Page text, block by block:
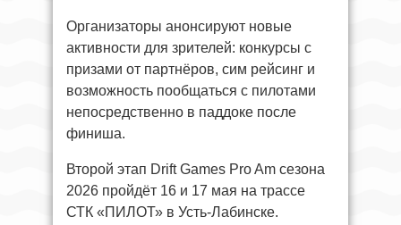
Организаторы анонсируют новые
активности для зрителей: конкурсы с
призами от партнёров, сим рейсинг и
возможность пообщаться с пилотами
непосредственно в паддоке после
финиша.
Второй этап Drift Games Pro Am сезона
2026 пройдёт 16 и 17 мая на трассе
СТК «ПИЛОТ» в Усть-Лабинске.